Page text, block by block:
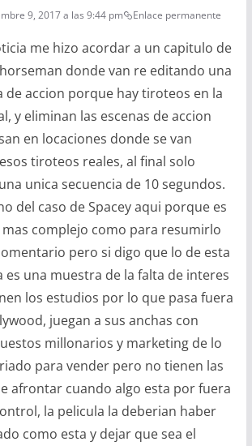
9, 2017 a las 9:44 pm Enlace permanente
me hizo acordar a un capitulo de
donde van re editando una
de accion porque hay tiroteos en la
y eliminan las escenas de accion
en locaciones donde se van
tiroteos reales, al final solo
unica secuencia de 10 segundos.
del caso de Spacey aqui porque es
complejo como para resumirlo
pero si digo que lo de esta
es una muestra de la falta de interes
los estudios por lo que pasa fuera
juegan a sus anchas con
millonarios y marketing de lo
para vender pero no tienen las
afrontar cuando algo esta por fuera
la pelicula la deberian haber
como esta y dejar que sea el